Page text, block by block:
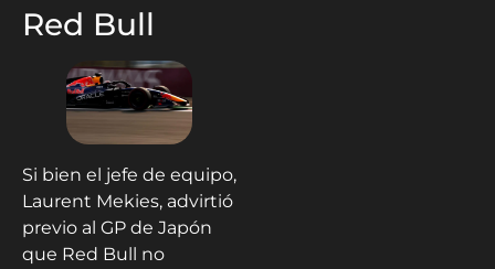
Red Bull
Si bien el jefe de equipo,
Laurent Mekies, advirtió
previo al GP de Japón
que Red Bull no